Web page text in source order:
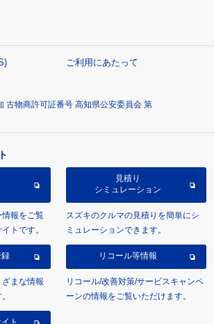
ご利用にあたって
古物商許可証番号 高知県公安委員会 第
報をご覧
トです。
見積り
シミュレーション
スズキのクルマの見積りを簡単にシ
ミュレーションできます。
まな情報
リコール等情報
リコール/改善対策/サービスキャンペ
ーンの情報をご覧いただけます。
ト